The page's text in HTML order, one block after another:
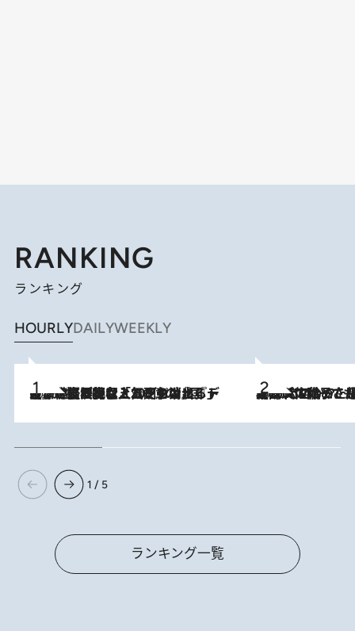
RANKING
ランキング
HOURLYDAILYWEEKLY
2026.8.5
【なぜ吉沢亮は「気配を消せる」のか？】興行収入208億の『国宝』を経て挑むミュージカル『ディア・エヴァン・ハンセン』。トップ俳優が舞台上でさらけ出した“孤独”とは 2026.8.5
【阿川佐和子さんの年とる力】なぜ70代で始めた趣味は“こんなに楽しい”のか？ ピアノ、俳句…スランプに陥っても続けられる“ある秘訣”とは
1 / 5
ランキング一覧